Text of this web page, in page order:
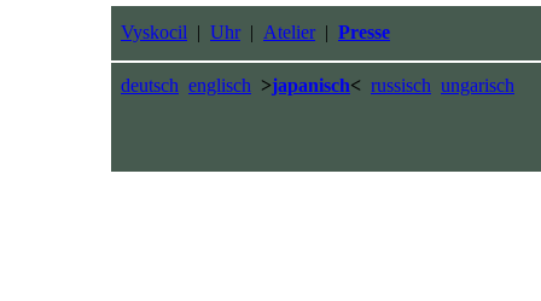
Vyskocil | Uhr| Atelier| Presse
deutsch englisch >japanisch< russisch ungarisch